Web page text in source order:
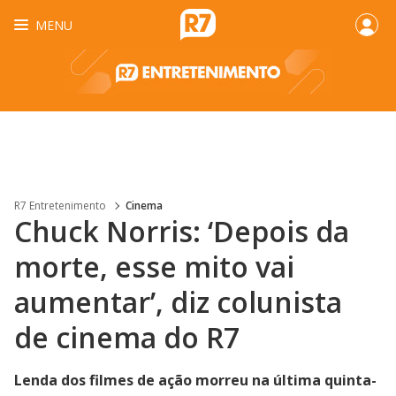
MENU
R7 Entretenimento Cinema
Chuck Norris: ‘Depois da
morte, esse mito vai
aumentar’, diz colunista
de cinema do R7
Lenda dos filmes de ação morreu na última quinta-